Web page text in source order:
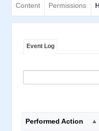
Content Permissions
Event Log
Performed Action